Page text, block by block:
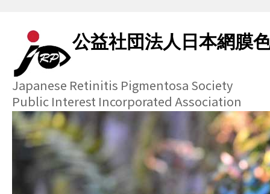
公益社団法人日本網膜
Japanese Retinitis Pigmentosa Society
Public Interest Incorporated Association